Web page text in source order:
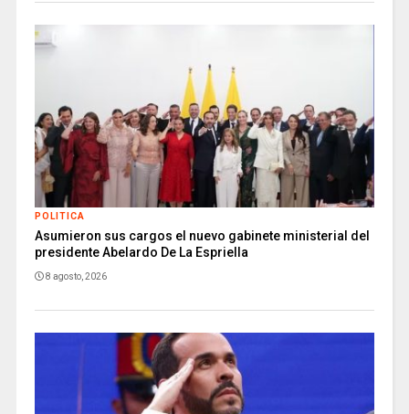
POLITICA
Asumieron sus cargos el nuevo gabinete ministerial del
presidente Abelardo De La Espriella
8 agosto, 2026